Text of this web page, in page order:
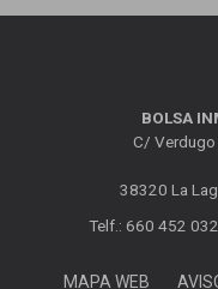
BOLSA
C/ Verdugo
38320 La
Telf.: 660 452
MAPA WEB